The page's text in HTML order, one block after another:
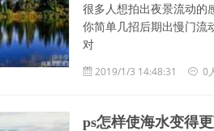
很多人想拍出夜景流动的
你简单几招后期出慢门
对
2019/1/3 14:48:31 0
ps怎样使海水变得